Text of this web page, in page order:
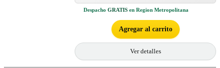
Despacho GRATIS en Region Metropolitana
Agregar al carrito
Ver detalles